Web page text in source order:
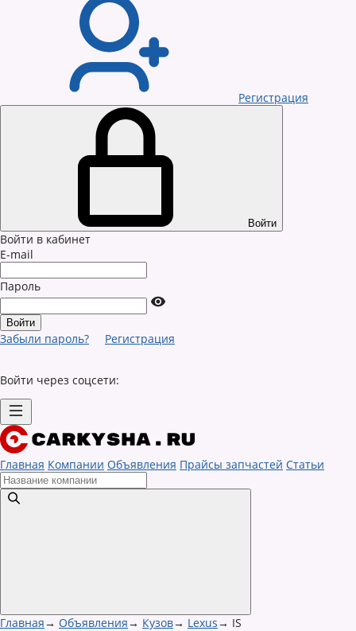
Регистрация
Войти
Войти в кабинет
E-mail
Пароль
Забыли пароль? Регистрация
Войти через соцсети:
Главная Компании Объявления Прайсы запчастей Статьи
Главная→ Объявления→ Кузов→ Lexus→ IS